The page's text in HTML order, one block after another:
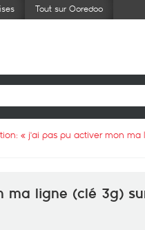
Tout sur Ooredoo
« j'ai pas pu activer mon ma
ma ligne (clé 3g)